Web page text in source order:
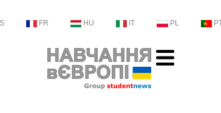
FR HU IT PL